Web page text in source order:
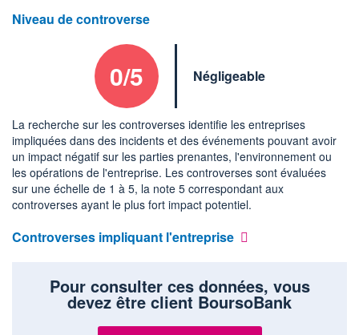
Niveau de controverse
0/5 Négligeable
La recherche sur les controverses identifie les entreprises
impliquées dans des incidents et des événements pouvant avoir
un impact négatif sur les parties prenantes, l'environnement ou
les opérations de l'entreprise. Les controverses sont évaluées
sur une échelle de 1 à 5, la note 5 correspondant aux
controverses ayant le plus fort impact potentiel.
Controverses impliquant l'entreprise
Pour consulter ces données, vous
devez être client BoursoBank